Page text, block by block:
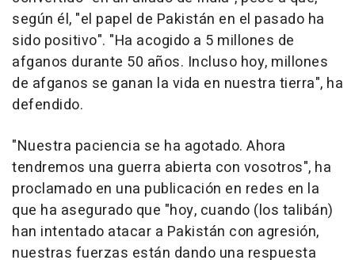
según él, "el papel de Pakistán en el pasado ha
sido positivo". "Ha acogido a 5 millones de
afganos durante 50 años. Incluso hoy, millones
de afganos se ganan la vida en nuestra tierra", ha
defendido.
"Nuestra paciencia se ha agotado. Ahora
tendremos una guerra abierta con vosotros", ha
proclamado en una publicación en redes en la
que ha asegurado que "hoy, cuando (los talibán)
han intentado atacar a Pakistán con agresión,
nuestras fuerzas están dando una respuesta